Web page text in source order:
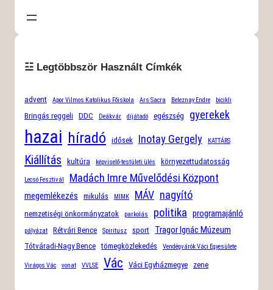
☳ Legtöbbször Használt Címkék
advent Apor Vilmos Katolikus Főiskola Ars Sacra Beleznay Endre bicikli
Bringás reggeli DDC Deákvár díjátadó egészség gyerekek
hazai híradó idősek Inotay Gergely KATTÁRS
Kiállítás kultúra képviselő-testületi ülés környezettudatosság
Lecsó Fesztivál Madách Imre Művelődési Központ
megemlékezés mikulás MIMK MÁV nagyító
nemzetiségi önkormányzatok parkolás politika programajánló
pályázat Rétvári Bence Spiritusz sport Tragor Ignác Múzeum
Tótváradi-Nagy Bence tömegközlekedés Vendégvárók Váci Egyesülete
Virágos Vác vonat VVLSE Vác Váci Egyházmegye zene